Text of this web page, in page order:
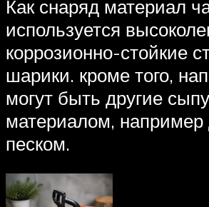
Как снаряд материал
используется
коррозионно-стойкие
шарики. кроме того,
могут быть другие
материалом,
песком.